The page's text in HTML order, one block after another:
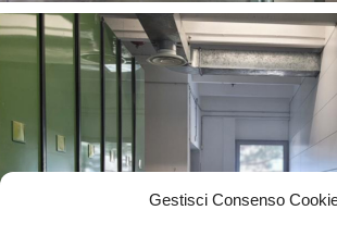
Gestisci Consenso